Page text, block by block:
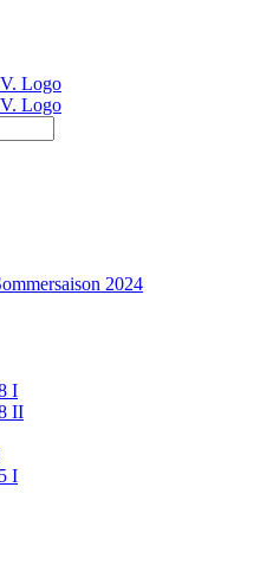
2024
I
II
I